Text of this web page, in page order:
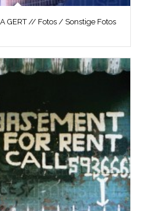
GERT // Fotos / Sonstige Fotos